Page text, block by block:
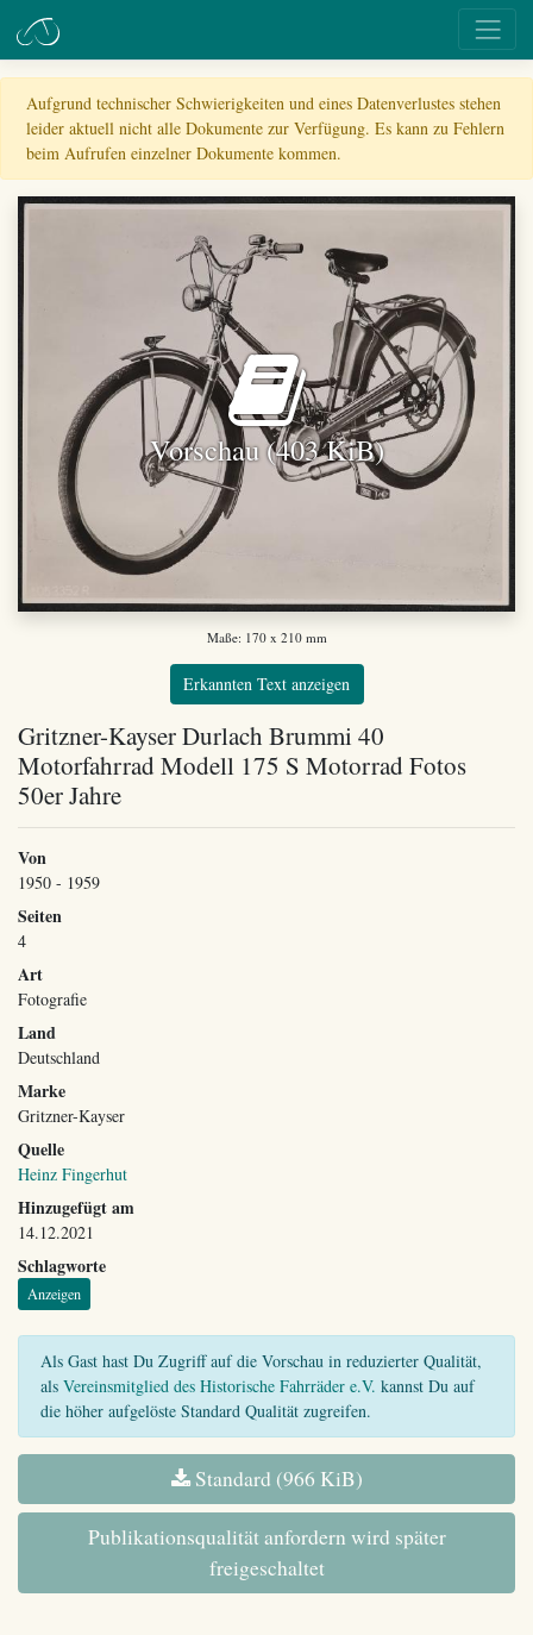
Aufgrund technischer Schwierigkeiten und eines Datenverlustes stehen
leider aktuell nicht alle Dokumente zur Verfügung. Es kann zu Fehlern
beim Aufrufen einzelner Dokumente kommen.
Vorschau (403 KiB)
Maße: 170 x 210 mm
Erkannten Text anzeigen
Gritzner-Kayser Durlach Brummi 40
Motorfahrrad Modell 175 S Motorrad Fotos
50er Jahre
Von
1950 - 1959
Seiten
4
Art
Fotografie
Land
Deutschland
Marke
Gritzner-Kayser
Quelle
Heinz Fingerhut
Hinzugefügt am
14.12.2021
Schlagworte
Anzeigen
Als Gast hast Du Zugriff auf die Vorschau in reduzierter Qualität,
als Vereinsmitglied des Historische Fahrräder e.V. kannst Du auf
die höher aufgelöste Standard Qualität zugreifen.
Standard (966 KiB)
Publikationsqualität anfordern wird später
freigeschaltet